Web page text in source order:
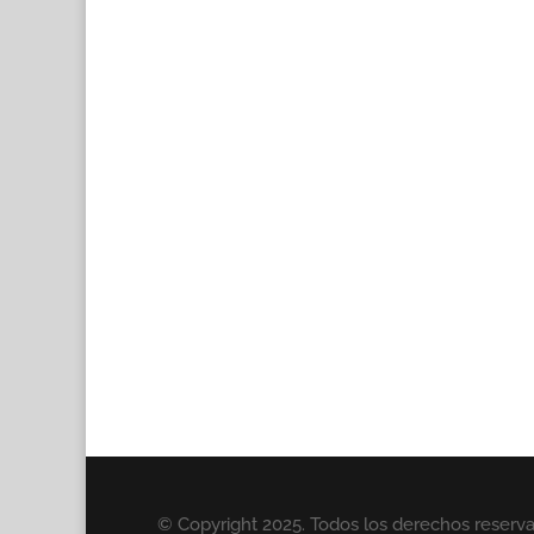
© Copyright 2025. Todos los derechos